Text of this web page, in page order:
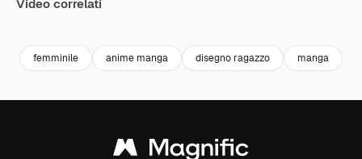
Video correlati
femminile anime manga disegno ragazzo manga